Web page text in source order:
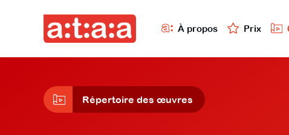
À propos Prix
Répertoire des œuvres